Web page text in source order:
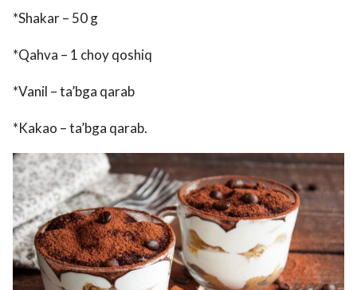
*Shakar – 50 g
*Qahva – 1 choy qoshiq
*Vanil – ta’bga qarab
*Kakao – ta’bga qarab.